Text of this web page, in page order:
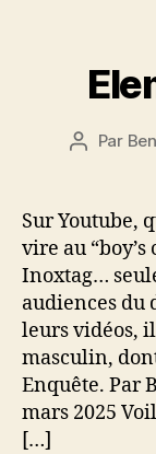
Auteur
Par
Sur Youtube,
vire au
Inoxtag…
audiences du
leurs vidéos,
masculin,
Enquête. Par
mars 2025
[…]